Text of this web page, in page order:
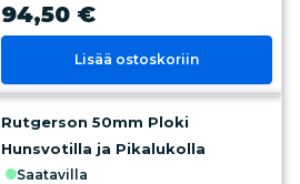
94,50 €
Lisää ostoskoriin
Rutgerson 50mm Ploki
Hunsvotilla ja Pikalukolla
saatavilla